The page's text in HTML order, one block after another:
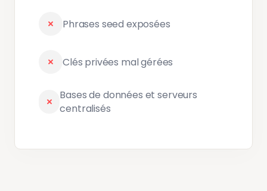
Phrases seed exposées
Clés privées mal gérées
Bases de données et serveurs
centralisés